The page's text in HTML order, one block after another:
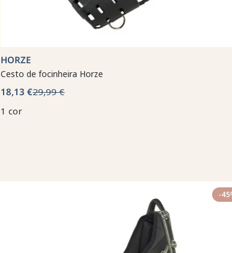
HORZE
Cesto de focinheira Horze
18,13 €29,99 €
1 cor
-